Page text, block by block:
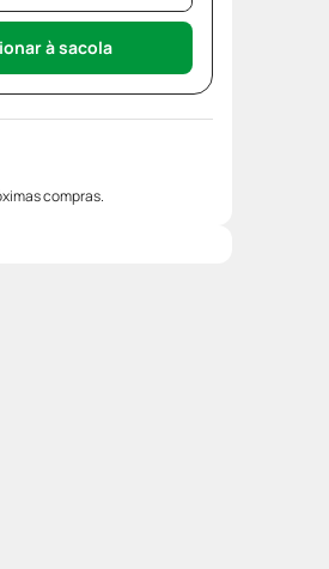
à sacola
compras.